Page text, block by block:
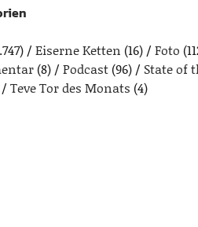
Eiserne Ketten (16) Foto
(8) Podcast(96)
State of
Teve Tor des Monats (4)